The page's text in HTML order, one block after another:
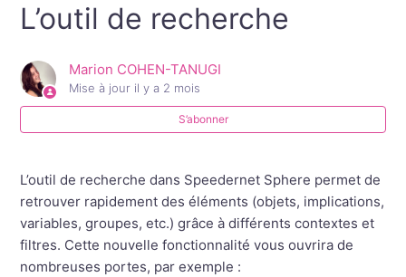
Mode Composition
Gérer les propriétés de la scène (panorama, ciel,
stéréoscopie, sphère, minimap et sol)
Gestionnaire de Médias (Media Manager)
L’outil de recherche
Marion COHEN-TANUGI
Mise à jour il y a 2 mois
S’abonner
L’outil de recherche dans Speedernet Sphere permet de
retrouver rapidement des éléments (objets, implications,
variables, groupes, etc.) grâce à différents contextes et
filtres. Cette nouvelle fonctionnalité vous ouvrira de
nombreuses portes, par exemple :